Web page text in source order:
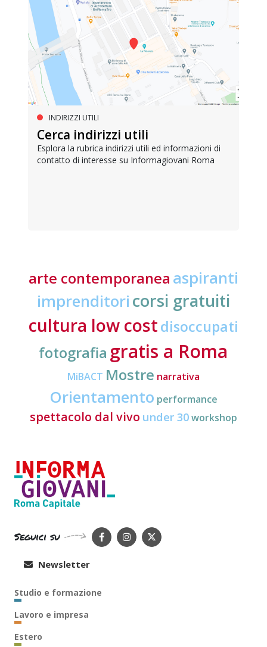
INDIRIZZI UTILI
Cerca indirizzi utili
Esplora la rubrica indirizzi utili ed informazioni di
contatto di interesse su Informagiovani Roma
arte contemporanea aspiranti
imprenditori corsi gratuiti
cultura low costdisoccupati
fotografia gratis a Roma
MiBACT Mostre narrativa
Orientamento performance
spettacolo dal vivo under 30workshop
Seguici su
Newsletter
Studio e formazione
Lavoro e impresa
Estero